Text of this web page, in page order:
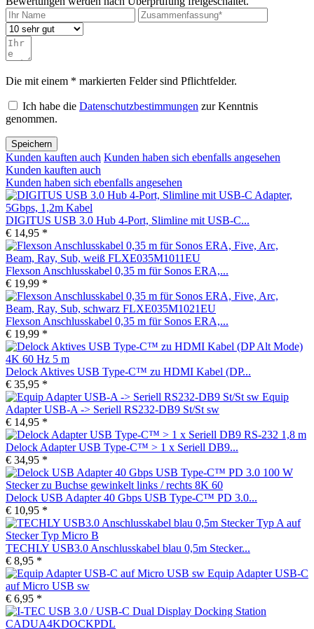
Die mit einem * markierten Felder sind Pflichtfelder.
Ich habe die Datenschutzbestimmungen zur Kenntnis
genommen.
Speichern
Kunden kauften auch Kunden haben sich ebenfalls angesehen
Kunden kauften auch
Kunden haben sich ebenfalls angesehen
DIGITUS USB 3.0 Hub 4-Port, Slimline mit USB-C...
€ 14,95 *
Flexson Anschlusskabel 0,35 m für Sonos ERA,...
€ 19,99 *
Flexson Anschlusskabel 0,35 m für Sonos ERA,...
€ 19,99 *
Delock Aktives USB Type-C™ zu HDMI Kabel (DP...
€ 35,95 *
Equip
Adapter USB-A -> Seriell RS232-DB9 St/St sw
€ 14,95 *
Delock Adapter USB Type-C™ > 1 x Seriell DB9...
€ 34,95 *
Delock USB Adapter 40 Gbps USB Type-C™ PD 3.0...
€ 10,95 *
TECHLY USB3.0 Anschlusskabel blau 0,5m Stecker...
€ 8,95 *
Equip Adapter USB-C
auf Micro USB sw
€ 6,95 *